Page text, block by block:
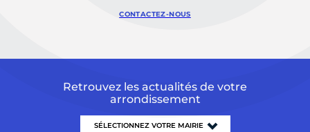
CONTACTEZ-NOUS
Retrouvez les actualités de votre
arrondissement